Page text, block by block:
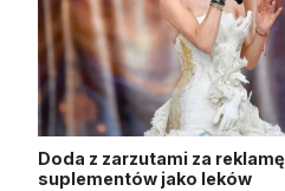
Doda z zarzutami za reklamę
suplementów jako leków